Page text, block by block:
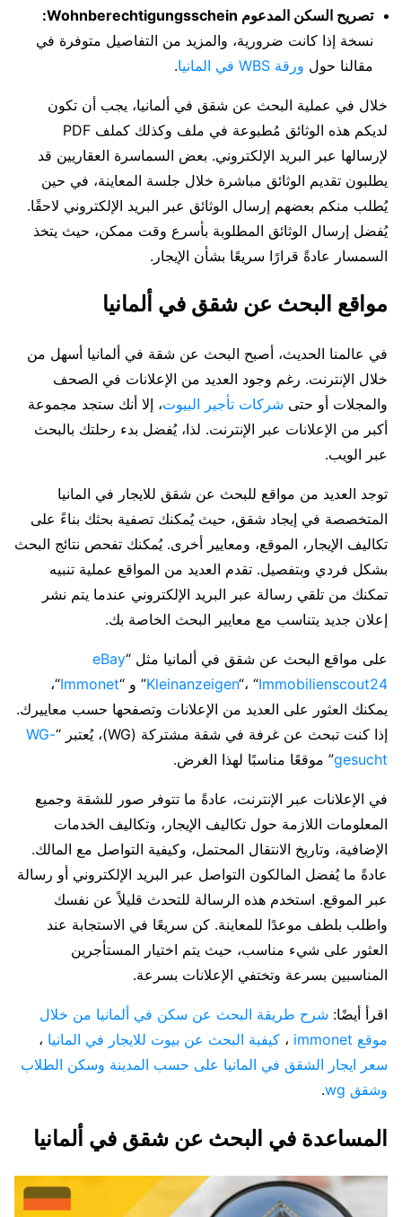
تصريح السكن المدعوم Wohnberechtigungsschein:
نسخة إذا كانت ضرورية، والمزيد من التفاصيل متوفرة في
مقالنا حول ورقة WBS في المانيا .
خلال في عملية البحث عن شقق في ألمانيا، يجب أن تكون
لديكم هذه الوثائق مُطبوعة في ملف وكذلك كملف PDF
لإرسالها عبر البريد الإلكتروني. بعض السماسرة العقاريين قد
يطلبون تقديم الوثائق مباشرة خلال جلسة المعاينة، في حين
يُطلب منكم بعضهم إرسال الوثائق عبر البريد الإلكتروني لاحقًا.
يُفضل إرسال الوثائق المطلوبة بأسرع وقت ممكن، حيث يتخذ
السمسار عادةً قرارًا سريعًا بشأن الإيجار.
مواقع البحث عن شقق في ألمانيا
في عالمنا الحديث، أصبح البحث عن شقة في ألمانيا أسهل من
خلال الإنترنت. رغم وجود العديد من الإعلانات في الصحف
والمجلات أو حتى شركات تأجير البيوت، إلا أنك ستجد مجموعة
أكبر من الإعلانات عبر الإنترنت. لذا، يُفضل بدء رحلتك بالبحث
عبر الويب.
توجد العديد من مواقع للبحث عن شقق للايجار في المانيا
المتخصصة في إيجاد شقق، حيث يُمكنك تصفية بحثك بناءً على
تكاليف الإيجار، الموقع، ومعايير أخرى. يُمكنك تفحص نتائج البحث
بشكل فردي وبتفصيل. تقدم العديد من المواقع عملية تنبيه
تمكنك من تلقي رسالة عبر البريد الإلكتروني عندما يتم نشر
إعلان جديد يتناسب مع معايير البحث الخاصة بك.
على مواقع البحث عن شقق في ألمانيا مثل “eBay
Kleinanzeigen“، “Immobilienscout24 ” و “Immonet“،
يمكنك العثور على العديد من الإعلانات وتصفحها حسب معاييرك.
إذا كنت تبحث عن غرفة في شقة مشتركة (WG)، يُعتبر “
WG-
gesucht” موقعًا مناسبًا لهذا الغرض.
في الإعلانات عبر الإنترنت، عادةً ما تتوفر صور للشقة وجميع
المعلومات اللازمة حول تكاليف الإيجار، وتكاليف الخدمات
الإضافية، وتاريخ الانتقال المحتمل، وكيفية التواصل مع المالك.
عادةً ما يُفضل المالكون التواصل عبر البريد الإلكتروني أو رسالة
عبر الموقع. استخدم هذه الرسالة للتحدث قليلاً عن نفسك
واطلب بلطف موعدًا للمعاينة. كن سريعًا في الاستجابة عند
العثور على شيء مناسب، حيث يتم اختيار المستأجرين
المناسبين بسرعة وتختفي الإعلانات بسرعة.
اقرأ أيضًا: شرح طريقة البحث عن سكن في ألمانيا من خلال
موقع immonet
، كيفية البحث عن بيوت للايجار في المانيا ،
سعر ايجار الشقق في المانيا على حسب المدينة وسكن الطلاب
وشقق wg
.
المساعدة في البحث عن شقق في ألمانيا